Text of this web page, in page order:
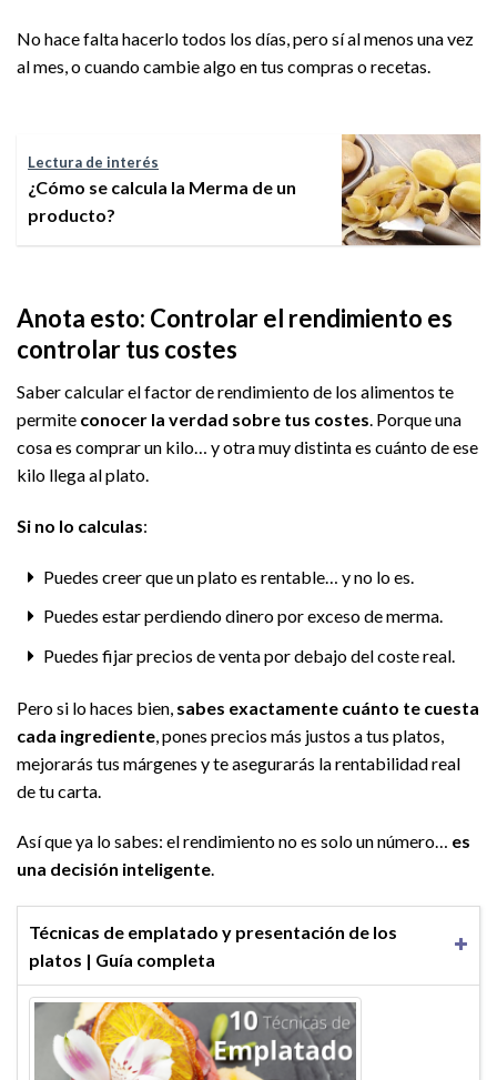
No hace falta hacerlo todos los días, pero sí al menos una vez
al mes, o cuando cambie algo en tus compras o recetas.
Lectura de interés
¿Cómo se calcula la Merma de un
producto?
Anota esto: Controlar el rendimiento es
controlar tus costes
Saber calcular el factor de rendimiento de los alimentos te
permite conocer la verdad sobre tus costes. Porque una
cosa es comprar un kilo… y otra muy distinta es cuánto de ese
kilo llega al plato.
Si no lo calculas:
Puedes creer que un plato es rentable… y no lo es.
Puedes estar perdiendo dinero por exceso de merma.
Puedes fijar precios de venta por debajo del coste real.
Pero si lo haces bien, sabes exactamente cuánto te cuesta
cada ingrediente , pones precios más justos a tus platos,
mejorarás tus márgenes y te asegurarás la rentabilidad real
de tu carta.
Así que ya lo sabes: el rendimiento no es solo un número… es
una decisión inteligente.
Técnicas de emplatado y presentación de los
platos | Guía completa